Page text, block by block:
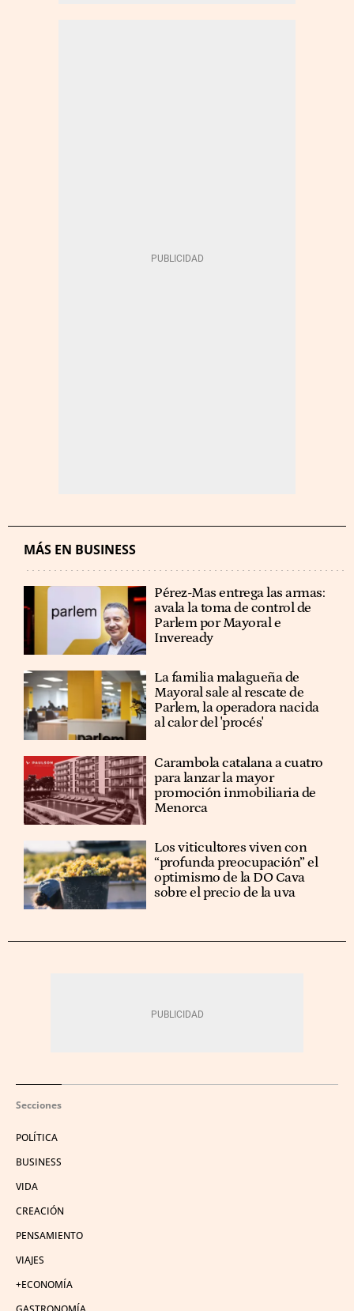
MÁS EN BUSINESS
Pérez-Mas entrega las armas:
avala la toma de control de
Parlem por Mayoral e
Inveready
La familia malagueña de
Mayoral sale al rescate de
Parlem, la operadora nacida
al calor del 'procés'
Carambola catalana a cuatro
para lanzar la mayor
promoción inmobiliaria de
Menorca
Los viticultores viven con
“profunda preocupación” el
optimismo de la DO Cava
sobre el precio de la uva
Secciones
POLÍTICA
BUSINESS
VIDA
CREACIÓN
PENSAMIENTO
VIAJES
+ECONOMÍA